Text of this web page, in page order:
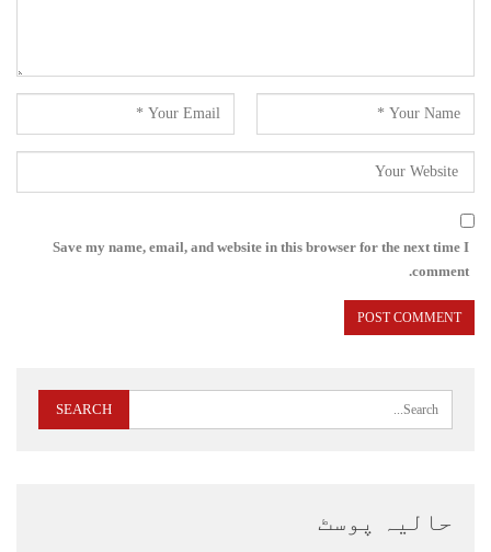
Save my name, email, and website in this browser for the next time I
comment.
حالیہ پوسٹ